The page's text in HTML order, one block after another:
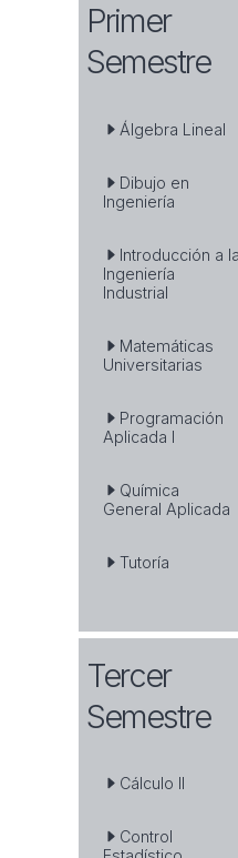
Primer
Semestre
Álgebra Lineal
Dibujo en
Ingeniería
Introducción a la
Ingeniería
Industrial
Matemáticas
Universitarias
Programación
Aplicada I
Química
General Aplicada
Tutoría
Tercer
Semestre
Cálculo II
Control